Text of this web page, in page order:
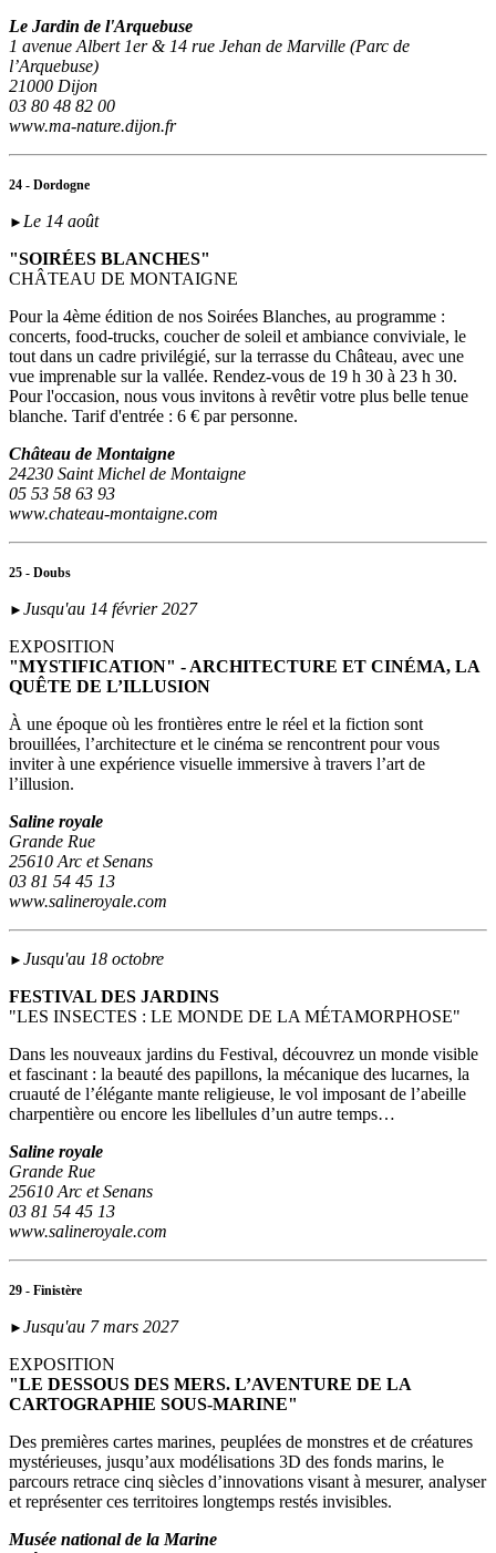
Le Jardin de l'Arquebuse
1 avenue Albert 1er & 14 rue Jehan de Marville (Parc de
l’Arquebuse)
21000 Dijon
03 80 48 82 00
www.ma-nature.dijon.fr
24 - Dordogne
► Le 14 août
"SOIRÉES BLANCHES"
CHÂTEAU DE MONTAIGNE
Pour la 4ème édition de nos Soirées Blanches, au programme :
concerts, food-trucks, coucher de soleil et ambiance conviviale, le
tout dans un cadre privilégié, sur la terrasse du Château, avec une
vue imprenable sur la vallée. Rendez-vous de 19 h 30 à 23 h 30.
Pour l'occasion, nous vous invitons à revêtir votre plus belle tenue
blanche. Tarif d'entrée : 6 € par personne.
Château de Montaigne
24230 Saint Michel de Montaigne
05 53 58 63 93
www.chateau-montaigne.com
25 - Doubs
► Jusqu'au 14 février 2027
EXPOSITION
"MYSTIFICATION" - ARCHITECTURE ET CINÉMA, LA
QUÊTE DE L’ILLUSION
À une époque où les frontières entre le réel et la fiction sont
brouillées, l’architecture et le cinéma se rencontrent pour vous
inviter à une expérience visuelle immersive à travers l’art de
l’illusion.
Saline royale
Grande Rue
25610 Arc et Senans
03 81 54 45 13
www.salineroyale.com
► Jusqu'au 18 octobre
FESTIVAL DES JARDINS
"LES INSECTES : LE MONDE DE LA MÉTAMORPHOSE"
Dans les nouveaux jardins du Festival, découvrez un monde visible
et fascinant : la beauté des papillons, la mécanique des lucarnes, la
cruauté de l’élégante mante religieuse, le vol imposant de l’abeille
charpentière ou encore les libellules d’un autre temps…
Saline royale
Grande Rue
25610 Arc et Senans
03 81 54 45 13
www.salineroyale.com
29 - Finistère
► Jusqu'au 7 mars 2027
EXPOSITION
"LE DESSOUS DES MERS. L’AVENTURE DE LA
CARTOGRAPHIE SOUS-MARINE"
Des premières cartes marines, peuplées de monstres et de créatures
mystérieuses, jusqu’aux modélisations 3D des fonds marins, le
parcours retrace cinq siècles d’innovations visant à mesurer, analyser
et représenter ces territoires longtemps restés invisibles.
Musée national de la Marine